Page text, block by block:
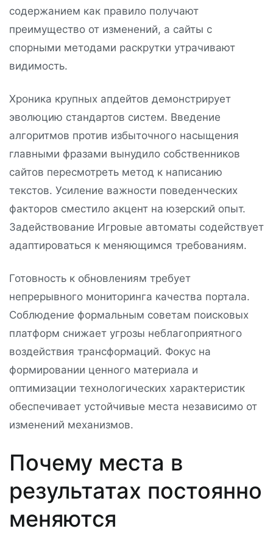
содержанием как правило получают
преимущество от изменений, а сайты с
спорными методами раскрутки утрачивают
видимость.
Хроника крупных апдейтов демонстрирует
эволюцию стандартов систем. Введение
алгоритмов против избыточного насыщения
главными фразами вынудило собственников
сайтов пересмотреть метод к написанию
текстов. Усиление важности поведенческих
факторов сместило акцент на юзерский опыт.
Задействование Игровые автоматы содействует
адаптироваться к меняющимся требованиям.
Готовность к обновлениям требует
непрерывного мониторинга качества портала.
Соблюдение формальным советам поисковых
платформ снижает угрозы неблагоприятного
воздействия трансформаций. Фокус на
формировании ценного материала и
оптимизации технологических характеристик
обеспечивает устойчивые места независимо от
изменений механизмов.
Почему места в
результатах постоянно
меняются